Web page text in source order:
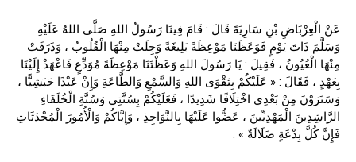
عَنْ الْعِرْبَاضِ بْنِ سَارِيَةَ قَالَ : قَامَ فِينَا رَسُولُ اللهِ صَلَّى اللهُ عَلَيْهِ
وَسَلَّمَ ذَاتَ يَوْمٍ فَوَعَظَنَا مَوْعِظَةً بَلِيغَةً وَجِلَتْ مِنْهَا الْقُلُوبُ ، وَذَرَفَتْ
مِنْهَا الْعُيُونُ ، فَقِيلَ : يَا رَسُولَ اللهِ وَعَظْتَنَا مَوْعِظَةَ مُوَدِّعٍ فَاعْهَدْ إِلَيْنَا
بِعَهْدٍ ، فَقَالَ : « عَلَيْكُمْ بِتَقْوَى اللهِ وَالسَّمْعِ وَالطَّاعَةِ وَإِنْ عَبْدًا حَبَشِيًّا ،
وَسَتَرَوْنَ مِنْ بَعْدِي اخْتِلَافًا شَدِيدًا ، فَعَلَيْكُمْ بِسُنَّتِي وَسُنَّةِ الْخُلَفَاءِ
الرَّاشِدِينَ الْمَهْدِيِّينَ ، عَضُّوا عَلَيْهَا بِالنَّوَاجِذِ ، وَإِيَّاكُمْ وَالْأُمُورَ الْمُحْدَثَاتِ
فَإِنَّ كُلَّ بِدْعَةٍ ضَلَالَةٌ » .